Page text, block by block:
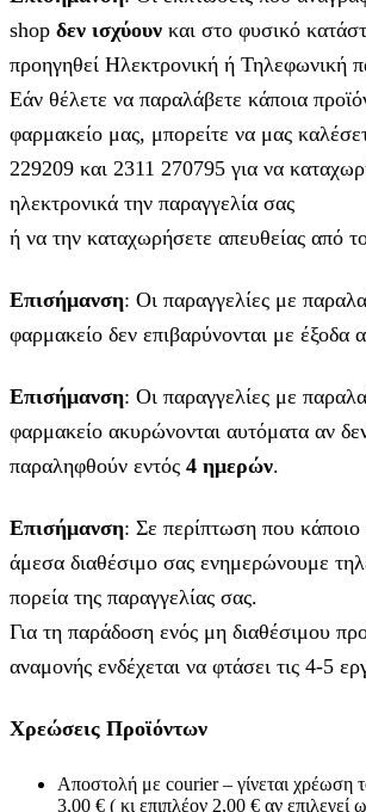
shop δεν ισχύουν και στο φυσικό
προηγηθεί Ηλεκτρονική ή Τηλεφωνική
Εάν θέλετε να παραλάβετε κάποια
φαρμακείο μας, μπορείτε να μας
229209 και 2311 270795 για να
ηλεκτρονικά την παραγγελία σας
ή να την καταχωρήσετε απευθείας από
Επισήμανση: Οι παραγγελίες με
φαρμακείο δεν επιβαρύνονται με έξοδα
Επισήμανση: Οι παραγγελίες με
φαρμακείο ακυρώνονται αυτόματα αν
παραληφθούν εντός 4 ημερών.
Επισήμανση: Σε περίπτωση που κάποιο
άμεσα διαθέσιμο σας ενημερώνουμε
πορεία της παραγγελίας σας.
Για τη παράδοση ενός μη διαθέσιμου
αναμονής ενδέχεται να φτάσει τις 4-5
Χρεώσεις Προϊόντων
Αποστολή με courier – γίνεται χρέωση
3,00 € ( κι επιπλέον 2,00 € αν επιλεγεί